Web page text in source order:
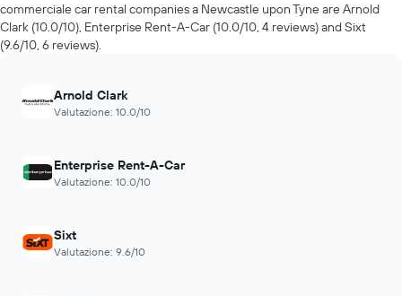
commerciale car rental companies a Newcastle upon Tyne are Arnold
Clark (10.0/10), Enterprise Rent-A-Car (10.0/10, 4 reviews) and Sixt
(9.6/10, 6 reviews).
Arnold Clark
Valutazione: 10.0/10
Enterprise Rent-A-Car
Valutazione: 10.0/10
Sixt
Valutazione: 9.6/10